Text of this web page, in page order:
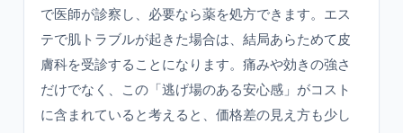
で医師が診察し、必要なら薬を処方できます。エス
テで肌トラブルが起きた場合は、結局あらためて皮
膚科を受診することになります。痛みや効きの強さ
だけでなく、この「逃げ場のある安心感」がコスト
に含まれていると考えると、価格差の見え方も少し